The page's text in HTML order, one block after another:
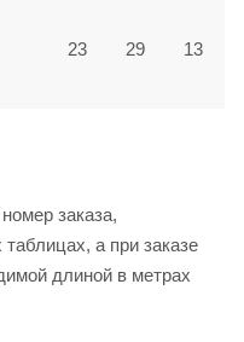
23 29 13
заказа,
а при заказе
длиной в метрах